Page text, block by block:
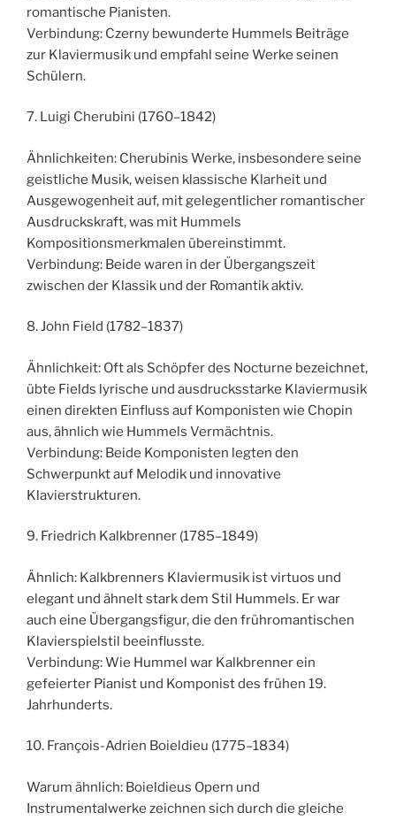
romantische Pianisten.
Verbindung: Czerny bewunderte Hummels Beiträge
zur Klaviermusik und empfahl seine Werke seinen
Schülern.
7. Luigi Cherubini (1760–1842)
Ähnlichkeiten: Cherubinis Werke, insbesondere seine
geistliche Musik, weisen klassische Klarheit und
Ausgewogenheit auf, mit gelegentlicher romantischer
Ausdruckskraft, was mit Hummels
Kompositionsmerkmalen übereinstimmt.
Verbindung: Beide waren in der Übergangszeit
zwischen der Klassik und der Romantik aktiv.
8. John Field (1782–1837)
Ähnlichkeit: Oft als Schöpfer des Nocturne bezeichnet,
übte Fields lyrische und ausdrucksstarke Klaviermusik
einen direkten Einfluss auf Komponisten wie Chopin
aus, ähnlich wie Hummels Vermächtnis.
Verbindung: Beide Komponisten legten den
Schwerpunkt auf Melodik und innovative
Klavierstrukturen.
9. Friedrich Kalkbrenner (1785–1849)
Ähnlich: Kalkbrenners Klaviermusik ist virtuos und
elegant und ähnelt stark dem Stil Hummels. Er war
auch eine Übergangsfigur, die den frühromantischen
Klavierspielstil beeinflusste.
Verbindung: Wie Hummel war Kalkbrenner ein
gefeierter Pianist und Komponist des frühen 19.
Jahrhunderts.
10. François-Adrien Boieldieu (1775–1834)
Warum ähnlich: Boieldieus Opern und
Instrumentalwerke zeichnen sich durch die gleiche